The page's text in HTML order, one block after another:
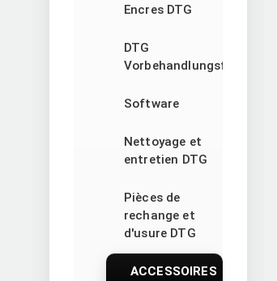
Encres DTG
DTG
Vorbehandlungsflüssigkeit
Software
Nettoyage et
entretien DTG
Pièces de
rechange et
d'usure DTG
ACCESSOIRES